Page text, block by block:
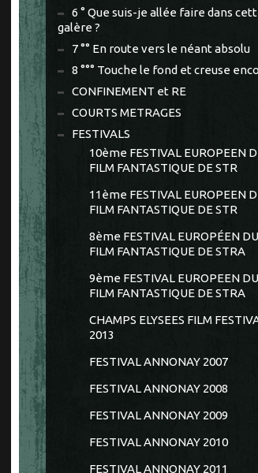
6 ° Que suis-je allée faire dans
galère ?
7 °° En route vers le néant absolu
8 °°° Touche le fond et creuse
CONFINEMENT et RE
COURTS METRAGES
FESTIVALS
10ème FESTIVAL EUROPEEN
FILM FANTASTIQUE DE STR
11ème FESTIVAL EUROPEEN
FILM FANTASTIQUE DE STR
8ème FESTIVAL EUROPÉEN DU
FILM FANTASTIQUE DE STRA
9ème FESTIVAL EUROPEEN DU
FILM FANTASTIQUE DE STRA
CHAMPS ELYSEES FILM
2013
FESTIVAL ANNONAY 2007
FESTIVAL ANNONAY 2008
FESTIVAL ANNONAY 2009
FESTIVAL ANNONAY 2010
FESTIVAL ANNONAY 2011